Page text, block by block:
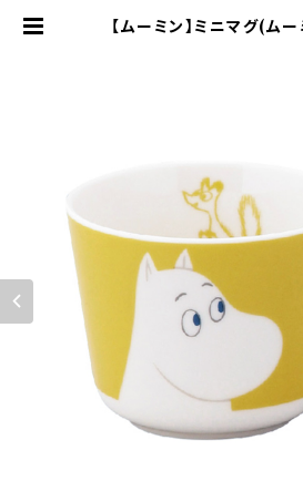
【ムーミン】ミニマグ(ム